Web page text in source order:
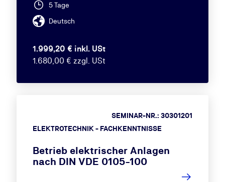
5 Tage
Deutsch
1.999,20 € inkl. USt
1.680,00 € zzgl. USt
ELEKTROTECHNIK - FACHKENNTNISSE
SEMINAR-NR.: 30301201
Betrieb elektrischer Anlagen
nach DIN VDE 0105-100